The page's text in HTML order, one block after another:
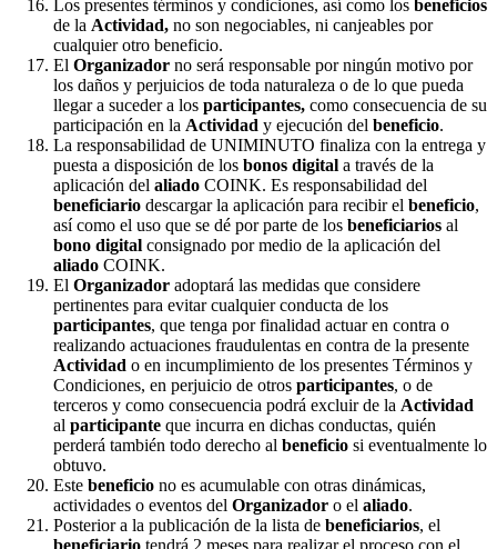
Los presentes términos y condiciones, así como los beneficios
de la Actividad, no son negociables, ni canjeables por
cualquier otro beneficio.
El Organizador no será responsable por ningún motivo por
los daños y perjuicios de toda naturaleza o de lo que pueda
llegar a suceder a los participantes, como consecuencia de su
participación en la Actividad y ejecución del beneficio.
La responsabilidad de UNIMINUTO finaliza con la entrega y
puesta a disposición de los bonos digital a través de la
aplicación del aliado COINK. Es responsabilidad del
beneficiario descargar la aplicación para recibir el beneficio,
así como el uso que se dé por parte de los beneficiarios al
bono digital consignado por medio de la aplicación del
aliado COINK.
El Organizador adoptará las medidas que considere
pertinentes para evitar cualquier conducta de los
participantes, que tenga por finalidad actuar en contra o
realizando actuaciones fraudulentas en contra de la presente
Actividad o en incumplimiento de los presentes Términos y
Condiciones, en perjuicio de otros participantes, o de
terceros y como consecuencia podrá excluir de la Actividad
al participante que incurra en dichas conductas, quién
perderá también todo derecho al beneficio si eventualmente lo
obtuvo.
Este beneficio no es acumulable con otras dinámicas,
actividades o eventos del Organizador o el aliado.
Posterior a la publicación de la lista de beneficiarios, el
beneficiario tendrá 2 meses para realizar el proceso con el